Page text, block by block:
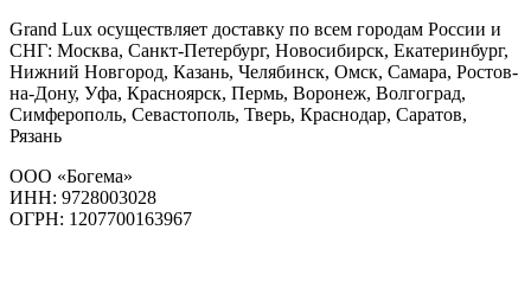
Grand Lux осуществляет доставку по всем городам России и
СНГ: Москва, Санкт-Петербург, Новосибирск, Екатеринбург,
Нижний Новгород, Казань, Челябинск, Омск, Самара, Ростов-
на-Дону, Уфа, Красноярск, Пермь, Воронеж, Волгоград,
Симферополь, Севастополь, Тверь, Краснодар, Саратов,
Рязань
ООО «Богема»
ИНН: 9728003028
ОГРН: 1207700163967